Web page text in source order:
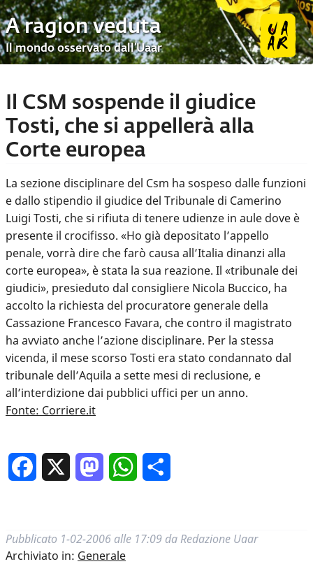
A ragion veduta
Il mondo osservato dall’Uaar
Il CSM sospende il giudice
Tosti, che si appellerà alla
Corte europea
La sezione disciplinare del Csm ha sospeso dalle funzioni
e dallo stipendio il giudice del Tribunale di Camerino
Luigi Tosti, che si rifiuta di tenere udienze in aule dove è
presente il crocifisso. «Ho già depositato l’appello
penale, vorrà dire che farò causa all’Italia dinanzi alla
corte europea», è stata la sua reazione. Il «tribunale dei
giudici», presieduto dal consigliere Nicola Buccico, ha
accolto la richiesta del procuratore generale della
Cassazione Francesco Favara, che contro il magistrato
ha avviato anche l’azione disciplinare. Per la stessa
vicenda, il mese scorso Tosti era stato condannato dal
tribunale dell’Aquila a sette mesi di reclusione, e
all’interdizione dai pubblici uffici per un anno.
Fonte: Corriere.it
Facebook MastodonWhatsApp
Pubblicato 1-02-2006 alle 17:09 da Redazione Uaar
Archiviato in: Generale